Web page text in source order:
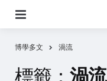
博學多文 渦流
標籤： 渦流